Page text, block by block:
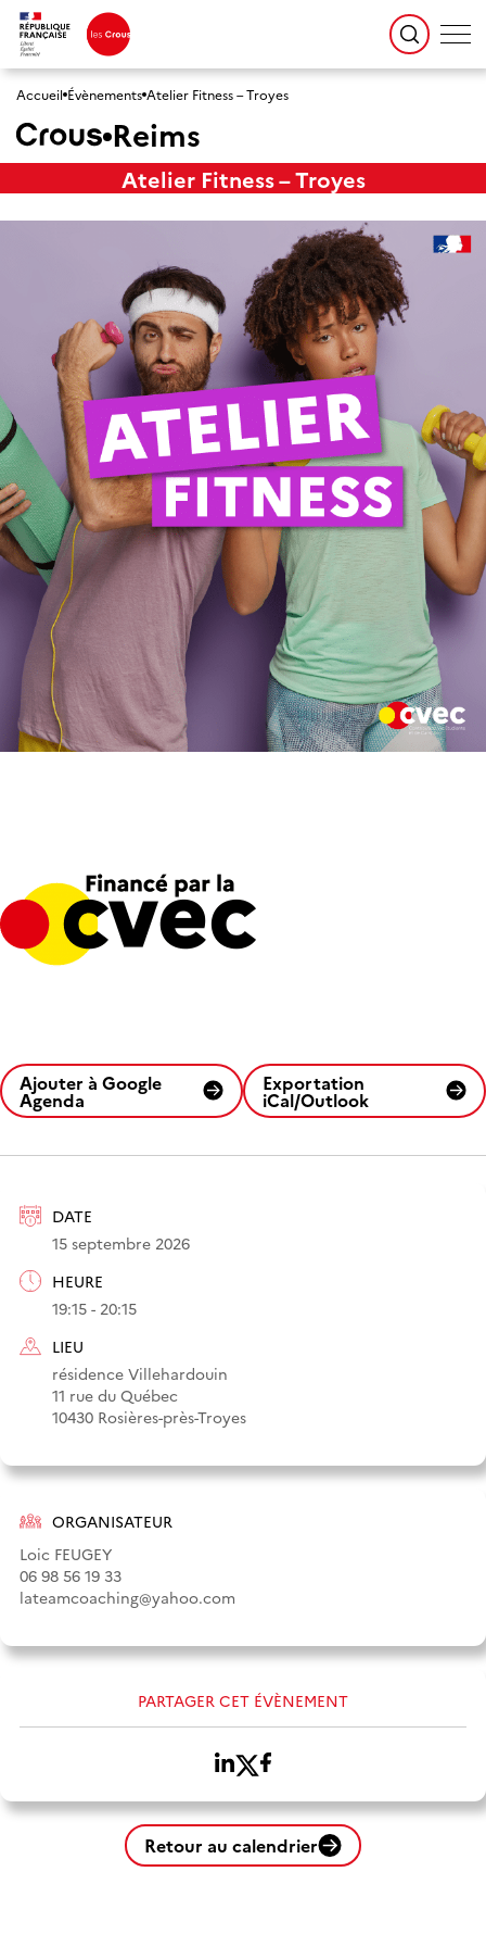
Accueil Évènements Atelier Fitness – Troyes
Reims
Atelier Fitness – Troyes
DATE
15 septembre 2026
HEURE
19:15 - 20:15
LIEU
résidence Villehardouin
11 rue du Québec
10430 Rosières-près-Troyes
ORGANISATEUR
Loic FEUGEY
06 98 56 19 33
lateamcoaching@yahoo.com
PARTAGER CET ÉVÈNEMENT
Ajouter à Google
Agenda
Exportation
iCal/Outlook
Retour au calendrier